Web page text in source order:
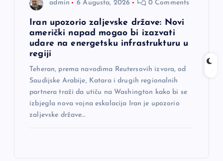
admin 6 Augusta, 2026 0 Comments
Iran upozorio zaljevske države: Novi
američki napad mogao bi izazvati
udare na energetsku infrastrukturu u
regiji
Teheran, prema navodima Reutersovih izvora, od
Saudijske Arabije, Katara i drugih regionalnih
partnera traži da utiču na Washington kako bi se
izbjegla nova vojna eskalacija Iran je upozorio
zaljevske države…